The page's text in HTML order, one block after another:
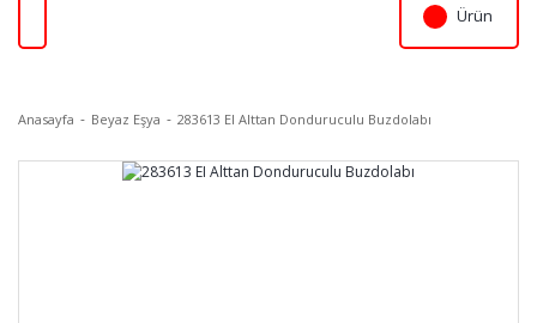
Ürün
Anasayfa Beyaz Eşya 283613 EI Alttan Donduruculu Buzdolabı